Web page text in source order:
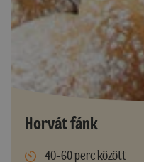
Horvát fánk
40-60 perc között